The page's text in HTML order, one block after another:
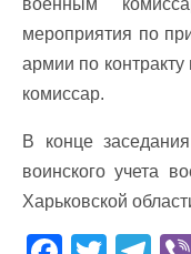
военным
мероприятия по
армии по
комиссар.
В конце
воинского учета
Харьковской